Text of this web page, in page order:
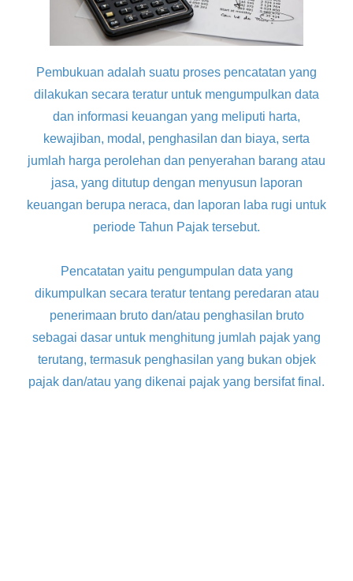
Pembukuan adalah suatu proses pencatatan yang
dilakukan secara teratur untuk mengumpulkan data
dan informasi keuangan yang meliputi harta,
kewajiban, modal, penghasilan dan biaya, serta
jumlah harga perolehan dan penyerahan barang atau
jasa, yang ditutup dengan menyusun laporan
keuangan berupa neraca, dan laporan laba rugi untuk
periode Tahun Pajak tersebut.
Pencatatan yaitu pengumpulan data yang
dikumpulkan secara teratur tentang peredaran atau
penerimaan bruto dan/atau penghasilan bruto
sebagai dasar untuk menghitung jumlah pajak yang
terutang, termasuk penghasilan yang bukan objek
pajak dan/atau yang dikenai pajak yang bersifat final.